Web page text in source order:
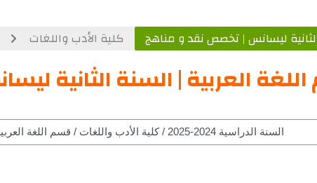
كلية الأدب واللغات ليسانس | تخصص نقد و مناهج
العربية | السنة الثانية